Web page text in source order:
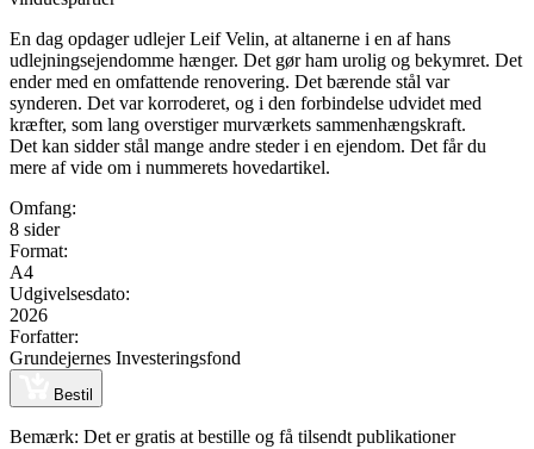
En dag opdager udlejer Leif Velin, at altanerne i en af hans
udlejningsejendomme hænger. Det gør ham urolig og bekymret. Det
ender med en omfattende renovering. Det bærende stål var
synderen. Det var korroderet, og i den forbindelse udvidet med
kræfter, som lang overstiger murværkets sammenhængskraft.
Det kan sidder stål mange andre steder i en ejendom. Det får du
mere af vide om i nummerets hovedartikel.
Omfang:
8 sider
Format:
A4
Udgivelsesdato:
2026
Forfatter:
Grundejernes Investeringsfond
Bestil
Bemærk: Det er gratis at bestille og få tilsendt publikationer